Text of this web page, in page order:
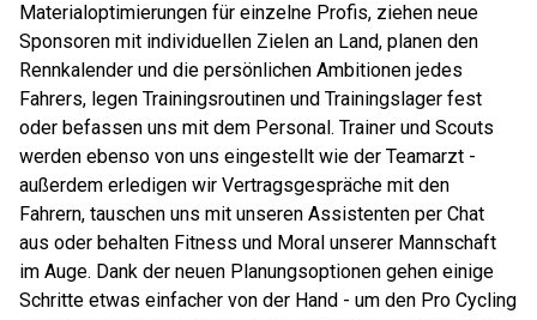
Materialoptimierungen für einzelne Profis, ziehen neue
Sponsoren mit individuellen Zielen an Land, planen den
Rennkalender und die persönlichen Ambitionen jedes
Fahrers, legen Trainingsroutinen und Trainingslager fest
oder befassen uns mit dem Personal. Trainer und Scouts
werden ebenso von uns eingestellt wie der Teamarzt -
außerdem erledigen wir Vertragsgespräche mit den
Fahrern, tauschen uns mit unseren Assistenten per Chat
aus oder behalten Fitness und Moral unserer Mannschaft
im Auge. Dank der neuen Planungsoptionen gehen einige
Schritte etwas einfacher von der Hand - um den Pro Cycling